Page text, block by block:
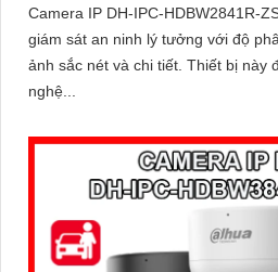
Camera IP DH-IPC-HDBW2841R-
giám sát an ninh lý tưởng với độ
ảnh sắc nét và chi tiết. Thiết bị này được trang bị công
nghệ...